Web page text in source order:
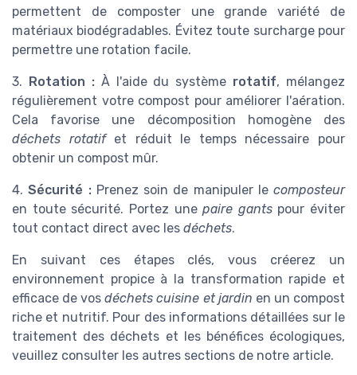
permettent de composter une grande variété de
matériaux biodégradables. Évitez toute surcharge pour
permettre une rotation facile.
3. Rotation : À l'aide du système rotatif, mélangez
régulièrement votre compost pour améliorer l'aération.
Cela favorise une décomposition homogène des
déchets rotatifet réduit le temps nécessaire pour
obtenir un compost mûr.
4.Sécurité : Prenez soin de manipuler le composteur
en toute sécurité. Portez unepaire gantspour éviter
tout contact direct avec les déchets.
En suivant ces étapes clés, vous créerez un
environnement propice à la transformation rapide et
efficace de vosdéchets cuisine et jardin en un compost
riche et nutritif. Pour des informations détaillées sur le
traitement des déchets et les bénéfices écologiques,
veuillez consulter les autres sections de notre article.